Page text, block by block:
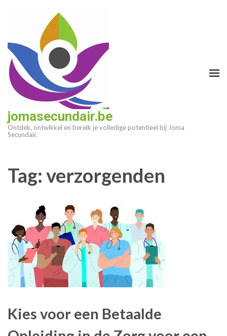
(druk
enter)
jomasecundair.be
Ontdek, ontwikkel en bereik je volledige potentieel bij Joma
Secundair.
Tag:verzorgenden
Kies voor een Betaalde